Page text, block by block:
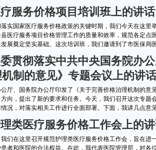
服务价格项目培训班上的讲话
实国家医疗服务价格政策的关键时期，我们今天在这里
医疗服务项目价格管理工作的质量和效率，规范各定点
展奠定坚实基础。这次培训班，我们邀请到了市医保局
贯彻落实中共中央国务院办
制的意见》专题会议上的讲话
厅、国务院办公厅印发了《关于完善价格治理机制的意
向，提出了新的要求和任务。今天，我们召开这次专题
况，对落实相关工作进行全面部署。下面，我讲几点意
类医疗服务价格工作会上的
们在这里召开规范护理类医疗服务价格工作会，旨在进
者和医院的合法权益。在此，我代表医院管理层，对各